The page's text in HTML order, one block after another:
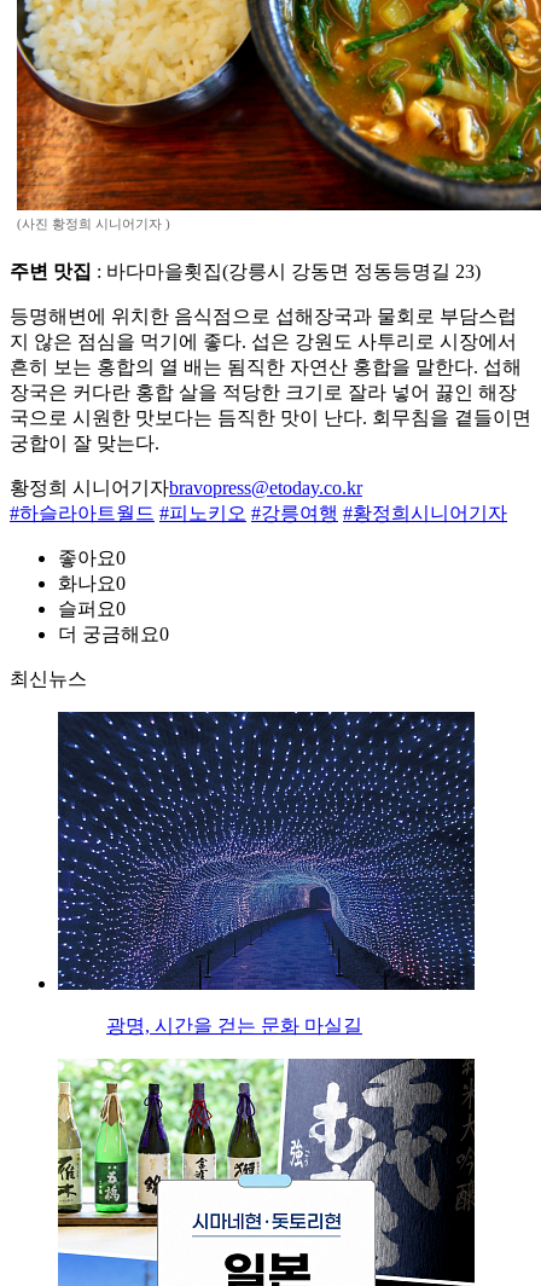
(사진 황정희 시니어기자 )
주변 맛집 : 바다마을횟집(강릉시 강동면 정동등명길 23)
등명해변에 위치한 음식점으로 섭해장국과 물회로 부담스럽
지 않은 점심을 먹기에 좋다. 섭은 강원도 사투리로 시장에서
흔히 보는 홍합의 열 배는 됨직한 자연산 홍합을 말한다. 섭해
장국은 커다란 홍합 살을 적당한 크기로 잘라 넣어 끓인 해장
국으로 시원한 맛보다는 듬직한 맛이 난다. 회무침을 곁들이면
궁합이 잘 맞는다.
황정희 시니어기자bravopress@etoday.co.kr
#하슬라아트월드 #피노키오 #강릉여행 #황정희시니어기자
좋아요0
화나요0
슬퍼요0
더 궁금해요0
최신뉴스
광명, 시간을 걷는 문화 마실길